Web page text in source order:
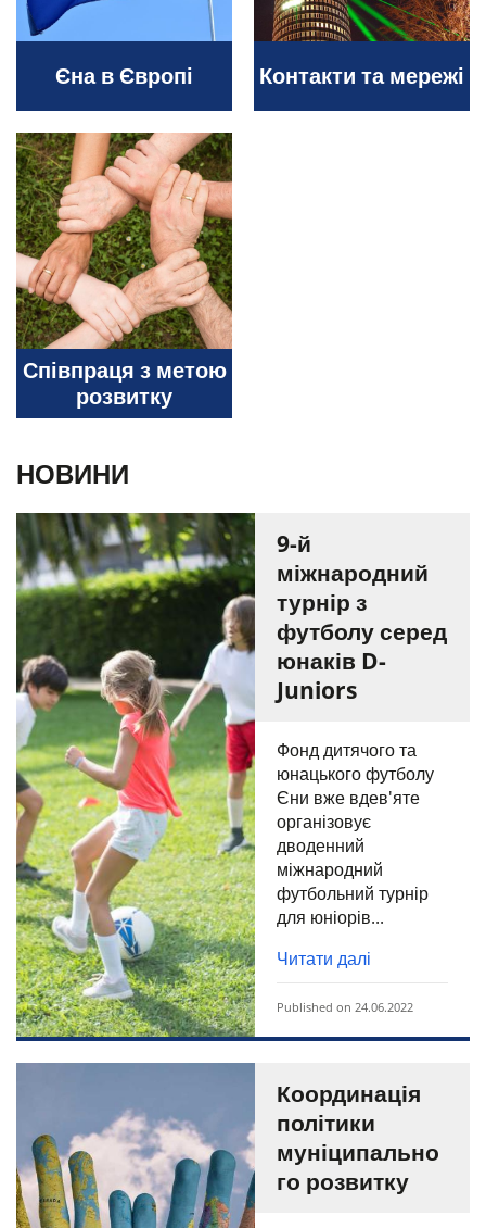
Єна в Європі Контакти та мережі
Співпраця з метою
розвитку
НОВИНИ
9-й
міжнародний
турнір з
футболу серед
юнаків D-
Juniors
Фонд дитячого та
юнацького футболу
Єни вже вдев'яте
організовує
дводенний
міжнародний
футбольний турнір
для юніорів...
Читати далі
Published on 24.06.2022
Координація
політики
муніципально
го розвитку